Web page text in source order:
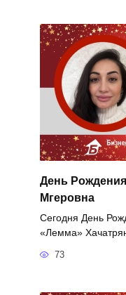
День
Мгеровна
Сегодня День
«Лемма»
73